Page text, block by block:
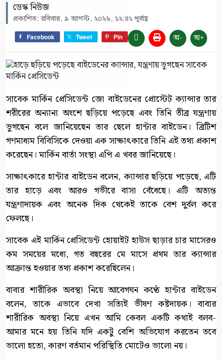
ডেস্ক নিউজ
প্রকাশিত: রবিবার, ৯ আগস্ট, ২০২৬, ১২:৪২ পূর্বাহ্ণ
Facebook Tweet Pin অ- অ+
সাবেক মার্কিন প্রেসিডেন্ট জো বাইডেনের প্রোস্টেট ক্যান্সার তার
শরীরের অন্যান্য অংশে ছড়িয়ে পড়েছে এবং তিনি তীব্র যন্ত্রণায়
ভুগছেন বলে জানিয়েছেন তার ছেলে হান্টার বাইডেন। ব্রিটিশ
গণমাধ্যম বিবিসিকে দেওয়া এক সাক্ষাৎকারে তিনি এই তথ্য প্রকাশ
করেছেন। মার্কিন বার্তা সংস্থা এপি এ খবর জানিয়েছে।
সাক্ষাৎকারে হান্টার বাইডেন বলেন, ক্যান্সার ছড়িয়ে পড়েছে, এটি
তার হাড়ে এবং আরও গভীরে বাসা বেঁধেছে। এটি অত্যন্ত
যন্ত্রণাদায়ক এবং অনেক দিক থেকেই তাকে বেশ দুর্বল করে
ফেলছে।
সাবেক এই মার্কিন প্রেসিডেন্ট হোয়াইট হাউস ছাড়ার চার মাসেরও
কম সময়ের মধ্যে, গত বছরের মে মাসে প্রথম তার ক্যান্সার
আক্রান্ত হওয়ার তথ্য প্রকাশ করেছিলেন।
বাবার শারীরিক অবস্থা নিয়ে আবেগঘন কণ্ঠে হান্টার বাইডেন
বলেন, তাকে এভাবে দেখা সত্যিই ভীষণ কষ্টদায়ক। বাবার
শারীরিক অবস্থা নিয়ে এখন আমি কেবল একটি কথাই বলব-
আমার মনে হয় তিনি যদি একটু বেশি অভিযোগ করতেন তবে
ভালো হতো, কারণ বর্তমান পরিস্থিতি মোটেও ভালো নয়।